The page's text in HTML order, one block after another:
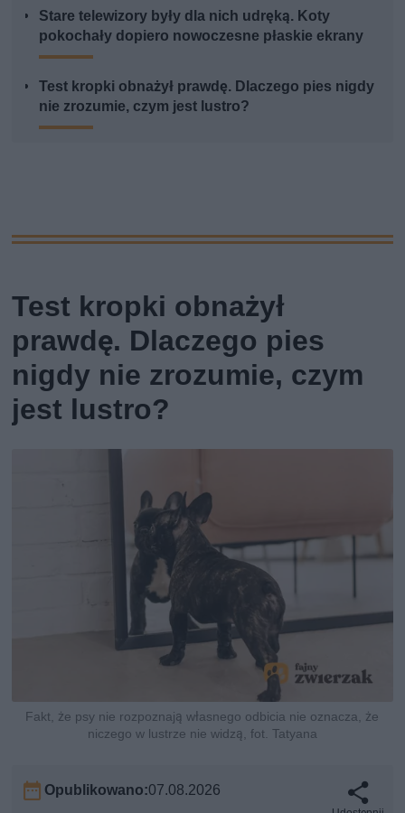
Stare telewizory były dla nich udręką. Koty
pokochały dopiero nowoczesne płaskie ekrany
Test kropki obnażył prawdę. Dlaczego pies nigdy
nie zrozumie, czym jest lustro?
Test kropki obnażył
prawdę. Dlaczego pies
nigdy nie zrozumie, czym
jest lustro?
Fakt, że psy nie rozpoznają własnego odbicia nie oznacza, że
niczego w lustrze nie widzą, fot. Tatyana
Opublikowano:07.08.2026